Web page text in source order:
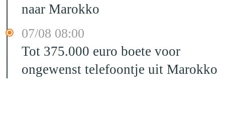
naar Marokko
07/08 08:00
Tot 375.000 euro boete voor
ongewenst telefoontje uit Marokko